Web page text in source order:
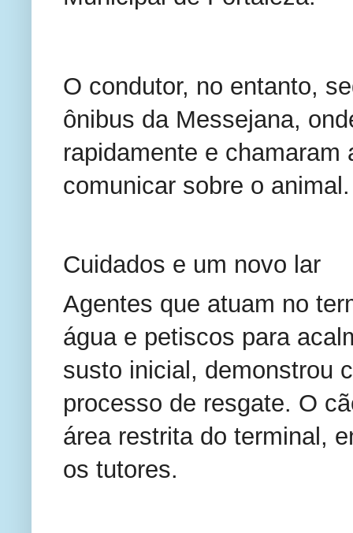
O condutor, no entanto,
ônibus da Messejana,
rapidamente e chamaram
comunicar sobre o animal.
Cuidados e um novo lar
Agentes que atuam no
água e petiscos para
susto inicial, demonstrou
processo de resgate. O
área restrita do terminal,
os tutores.